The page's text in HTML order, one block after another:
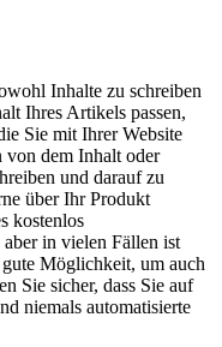
Inhalte zu schreiben
Ihres Artikels passen,
Sie mit Ihrer Website
von dem Inhalt oder
und darauf zu
über Ihr Produkt
kostenlos
in vielen Fällen ist
Möglichkeit, um auch
Sie sicher, dass Sie auf
niemals automatisierte